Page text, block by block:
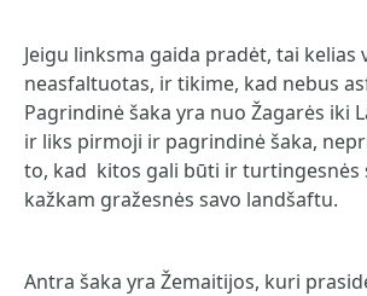
Jeigu linksma gaida pradėt, tai kelias
neasfaltuotas, ir tikime, kad nebus
Pagrindinė šaka yra nuo Žagarės iki
ir liks pirmoji ir pagrindinė šaka,
to, kad kitos gali būti ir turtingesnės
kažkam gražesnės savo landšaftu.
Antra šaka yra Žemaitijos, kuri